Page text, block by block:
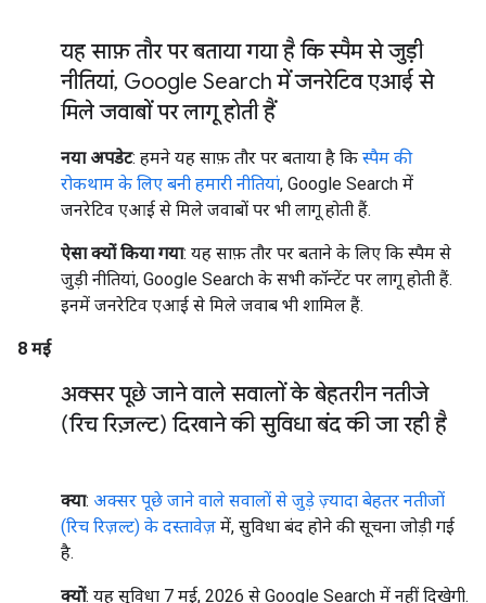
यह साफ़ तौर पर बताया गया है कि स्पैम से जुड़ी
नीतियां, Google Search में जनरेटिव एआई से
मिले जवाबों पर लागू होती हैं
नया अपडेट: हमने यह साफ़ तौर पर बताया है कि स्पैम की
रोकथाम के लिए बनी हमारी नीतियां, Google Search में
जनरेटिव एआई से मिले जवाबों पर भी लागू होती हैं.
ऐसा क्यों किया गया: यह साफ़ तौर पर बताने के लिए कि स्पैम से
जुड़ी नीतियां, Google Search के सभी कॉन्टेंट पर लागू होती हैं.
इनमें जनरेटिव एआई से मिले जवाब भी शामिल हैं.
8 मई
अक्सर पूछे जाने वाले सवालों के बेहतरीन नतीजे
(रिच रिज़ल्ट) दिखाने की सुविधा बंद की जा रही है
क्या: अक्सर पूछे जाने वाले सवालों से जुड़े ज़्यादा बेहतर नतीजों
(रिच रिज़ल्ट) के दस्तावेज़ में, सुविधा बंद होने की सूचना जोड़ी गई
है.
क्यों: यह सुविधा 7 मई, 2026 से Google Search में नहीं दिखेगी.